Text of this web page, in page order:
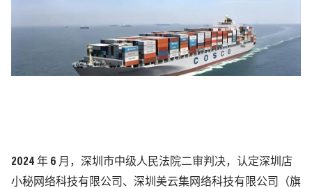
2024 年 6 月，深圳市中级人民法院二审判决，认定深圳店
小秘网络科技有限公司、深圳美云集网络科技有限公司（旗